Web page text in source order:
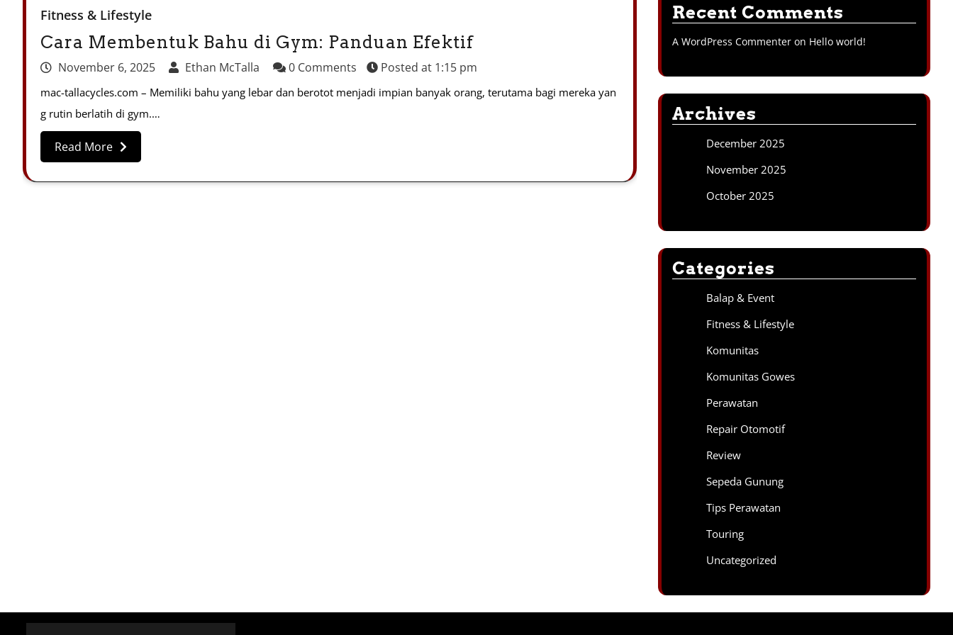
Fitness & Lifestyle
Cara Membentuk Bahu di Gym: Panduan Efektif
November 6, 2025 Ethan McTalla 0 Comments Posted at 1:15 pm
mac-tallacycles.com – Memiliki bahu yang lebar dan berotot menjadi impian banyak orang, terutama bagi mereka yan
g rutin berlatih di gym.…
Read More
Recent Comments
A WordPress Commenter on Hello world!
Archives
December 2025
November 2025
October 2025
Categories
Balap & Event
Fitness & Lifestyle
Komunitas
Komunitas Gowes
Perawatan
Repair Otomotif
Review
Sepeda Gunung
Tips Perawatan
Touring
Uncategorized